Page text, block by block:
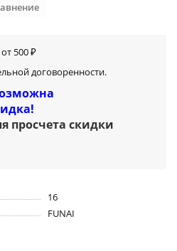
500 ₽
договоренности.
просчета скидки
16
FUNAI